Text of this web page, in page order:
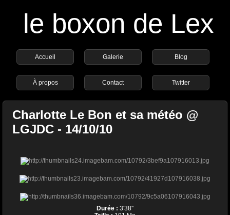
le boxon de Lex
Accueil Galerie Blog
À propos Contact Twitter
Charlotte Le Bon et sa météo @
LGJDC - 14/10/10
Durée : 3'38''